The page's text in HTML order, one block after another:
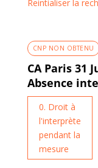
Reintialiser la
CNP NON OBTENU
CA Paris 31
Absence
0. Droit à
l'interprète
pendant la
mesure